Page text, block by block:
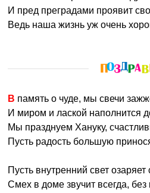
И пред преградами проявит
Ведь наша жизнь уж очень
В память о чуде, мы свечи
И миром и лаской наполнится
Мы празднуем Хануку,
Пусть радость большую
Пусть внутренний свет озаряет
Смех в доме звучит всегда, без